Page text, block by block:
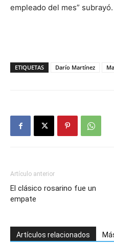
empleado del mes” subrayó.
ETIQUETAS Darío Martínez
Artículo anterior
El clásico rosarino fue un
empate
Artículos relacionados